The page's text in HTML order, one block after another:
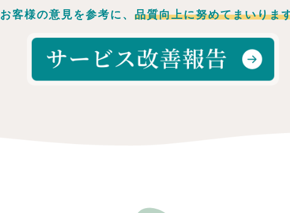
お客様の意見を参考に、品質向上に努めてまいりま